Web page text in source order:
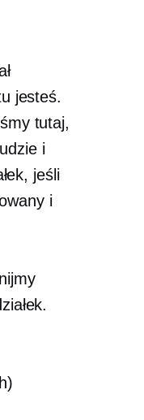
jesteś.
tutaj,
i
jeśli
i